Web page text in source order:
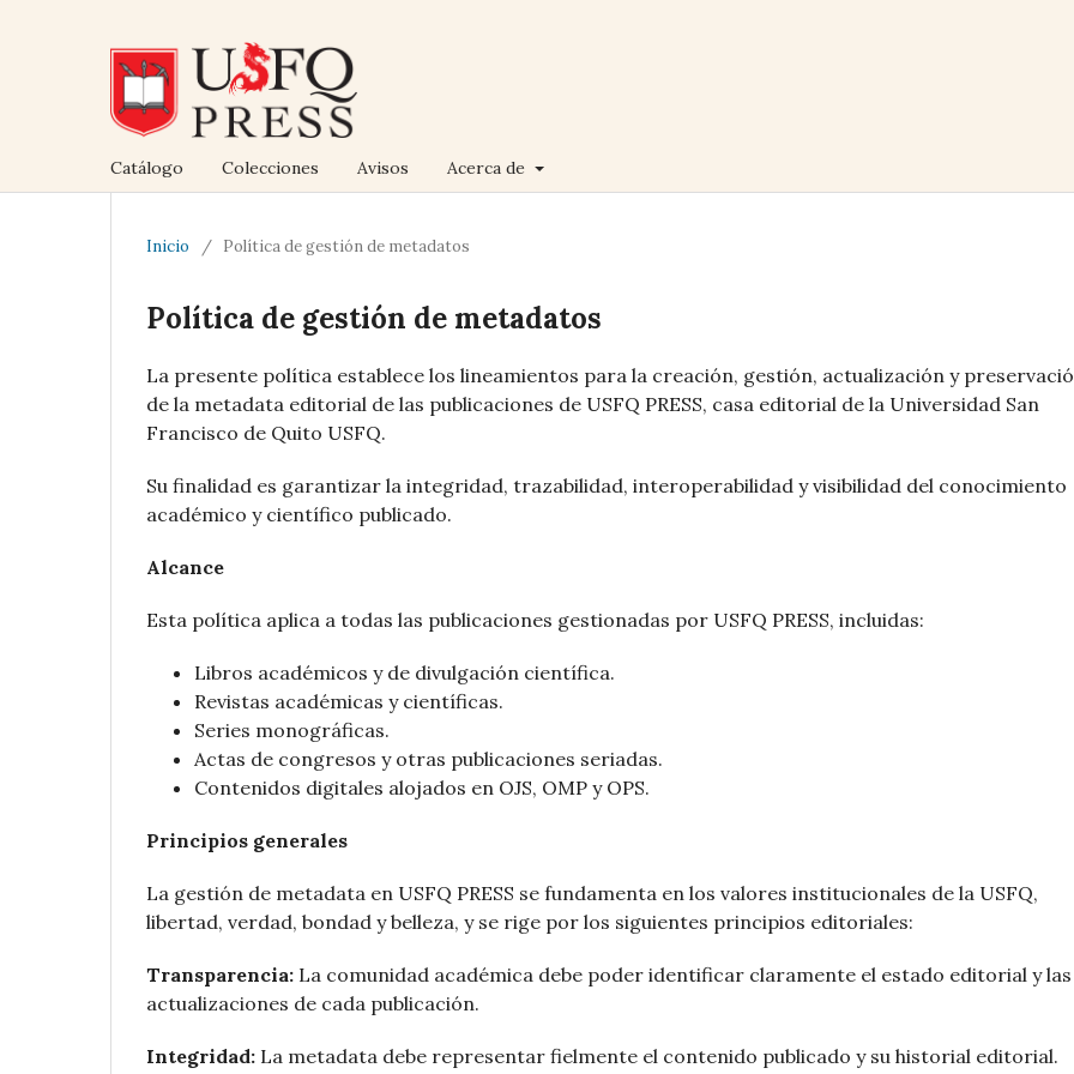
Catálogo Colecciones Avisos Acerca de
Inicio / Política de gestión de metadatos
Política de gestión de metadatos
La presente política establece los lineamientos para la creación, gestión, actualización y
de la metadata editorial de las publicaciones de USFQ PRESS, casa editorial de la Universidad San
Francisco de Quito USFQ.
Su finalidad es garantizar la integridad, trazabilidad, interoperabilidad y visibilidad del conocimiento
académico y científico publicado.
Alcance
Esta política aplica a todas las publicaciones gestionadas por USFQ PRESS, incluidas:
Libros académicos y de divulgación científica.
Revistas académicas y científicas.
Series monográficas.
Actas de congresos y otras publicaciones seriadas.
Contenidos digitales alojados en OJS, OMP y OPS.
Principios generales
La gestión de metadata en USFQ PRESS se fundamenta en los valores institucionales de la USFQ,
libertad, verdad, bondad y belleza, y se rige por los siguientes principios editoriales:
Transparencia: La comunidad académica debe poder identificar claramente el estado editorial y las
actualizaciones de cada publicación.
Integridad: La metadata debe representar fielmente el contenido publicado y su historial editorial.